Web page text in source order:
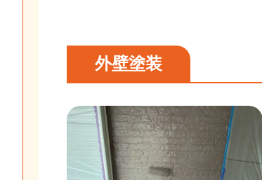
外壁塗装